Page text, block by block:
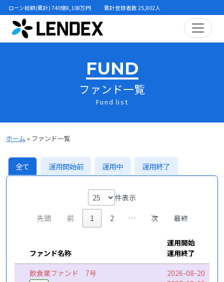
ローン総額(累計) 740億8,108万円 累計登録者数 25,802人
FUND
ファンド一覧
Fund list
ホーム » ファンド一覧
全て 運用開始前 運用中 運用終了
件表示
先頭 前 1 2 … 次 最終
ファンド名称
運用開始
運用終了
飲食業ファンド 7号
2026-08-20